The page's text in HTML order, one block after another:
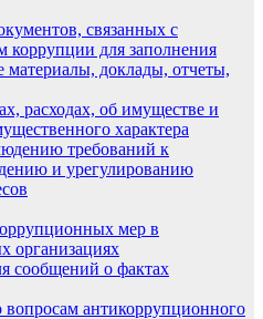
связанных с
коррупции для заполнения
доклады, отчеты,
расходах, об имуществе и
характера
требований к
и урегулированию
мер в
организациях
сообщений о фактах
антикоррупционного